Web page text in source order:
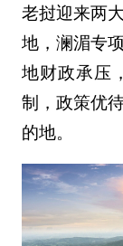
老挝迎来两
地，澜湄专
地财政承压
制，政策优
的地。